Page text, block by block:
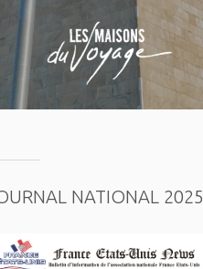
NATIONAL 2025